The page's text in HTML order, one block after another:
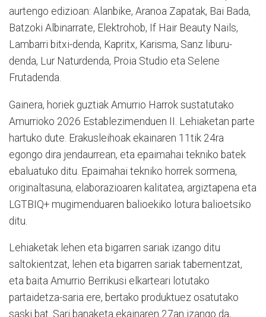
aurtengo edizioan: Alanbike, Aranoa Zapatak, Bai Bada,
Batzoki Albinarrate, Elektrohob, If Hair Beauty Nails,
Lambarri bitxi-denda, Kapritx, Karisma, Sanz liburu-
denda, Lur Naturdenda, Proia Studio eta Selene
Frutadenda.
Gainera, horiek guztiak Amurrio Harrok sustatutako
Amurrioko 2026 Establezimenduen II. Lehiaketan parte
hartuko dute. Erakusleihoak ekainaren 11tik 24ra
egongo dira jendaurrean, eta epaimahai tekniko batek
ebaluatuko ditu. Epaimahai tekniko horrek sormena,
originaltasuna, elaborazioaren kalitatea, argiztapena eta
LGTBIQ+ mugimenduaren balioekiko lotura balioetsiko
ditu.
Lehiaketak lehen eta bigarren sariak izango ditu
saltokientzat, lehen eta bigarren sariak tabernentzat,
eta baita Amurrio Berrikusi elkarteari lotutako
partaidetza-saria ere, bertako produktuez osatutako
saski bat. Sari banaketa ekainaren 27an izango da,